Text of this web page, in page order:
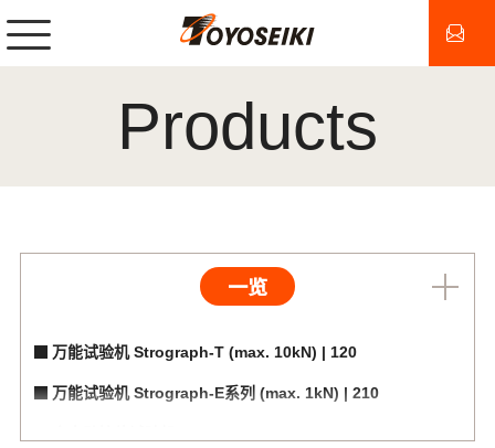
Products
一览
万能试验机 Strograph-T (max. 10kN) | 120
万能试验机 Strograph-E系列 (max. 1kN) | 210